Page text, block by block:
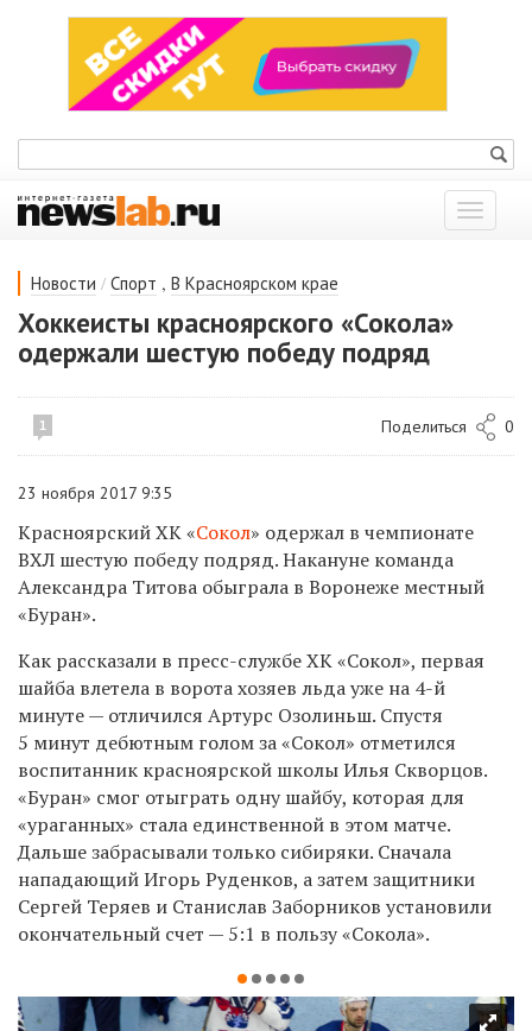
Показать
меню
Новости / Спорт , В Красноярском крае
Хоккеисты красноярского «Сокола»
одержали шестую победу подряд
1 Поделиться 0
23 ноября 2017 9:35
Красноярский ХК «Сокол» одержал в чемпионате
ВХЛ шестую победу подряд. Накануне команда
Александра Титова обыграла в Воронеже местный
«Буран».
Как рассказали в пресс-службе ХК «Сокол», первая
шайба влетела в ворота хозяев льда уже на 4-й
минуте — отличился Артурс Озолиньш. Спустя
5 минут дебютным голом за «Сокол» отметился
воспитанник красноярской школы Илья Скворцов.
«Буран» смог отыграть одну шайбу, которая для
«ураганных» стала единственной в этом матче.
Дальше забрасывали только сибиряки. Сначала
нападающий Игорь Руденков, а затем защитники
Сергей Теряев и Станислав Заборников установили
окончательный счет — 5:1 в пользу «Сокола».